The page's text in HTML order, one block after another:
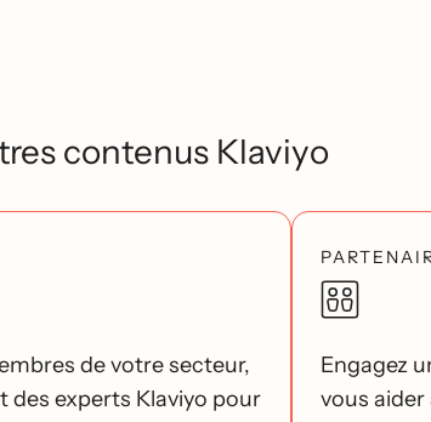
contenus Klaviyo
de votre secteur,
des experts Klaviyo pour
Engagez
vous